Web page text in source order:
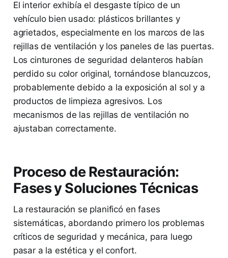
El interior exhibía el desgaste típico de un
vehículo bien usado: plásticos brillantes y
agrietados, especialmente en los marcos de las
rejillas de ventilación y los paneles de las puertas.
Los cinturones de seguridad delanteros habían
perdido su color original, tornándose blancuzcos,
probablemente debido a la exposición al sol y a
productos de limpieza agresivos. Los
mecanismos de las rejillas de ventilación no
ajustaban correctamente.
Proceso de Restauración:
Fases y Soluciones Técnicas
La restauración se planificó en fases
sistemáticas, abordando primero los problemas
críticos de seguridad y mecánica, para luego
pasar a la estética y el confort.